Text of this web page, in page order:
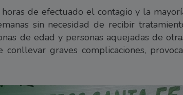
de efectuado el contagio y la
sin necesidad de recibir
de edad y personas aquejadas de
conllevar graves complicaciones,